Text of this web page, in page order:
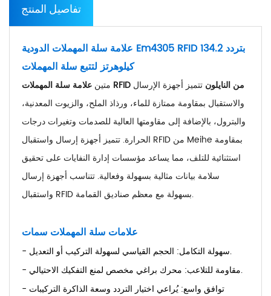
تفاصيل المنتج
علامة سلة المهملات الدودية Em4305 RFID بتردد 134.2
كيلوهرتز لتتبع سلة المهملات
متين علامة سلة المهملات RFID من النايلون تتميز أجهزة الإرسال
والاستقبال بمقاومة ممتازة للماء، ورذاذ الملح، والزيوت المعدنية،
والبترول، بالإضافة إلى مقاومتها العالية للصدمات وتغيرات درجات
الحرارة. تتميز أجهزة إرسال واستقبال RFID من Meihe بمقاومة
استثنائية للتلف، مما يساعد مؤسسات إدارة النفايات على تحقيق
سلامة بيانات مثالية بسهولة وفعالية. تتناسب أجهزة إرسال
واستقبال RFID بسهولة مع معظم صناديق القمامة.
علامات سلة المهملات سمات
- سهولة التكامل: الحجم القياسي لسهولة التركيب أو التعديل.
- مقاومة للتلاعب: محرك براغي مخصص لمنع التفكيك الاحتيالي.
- توافق واسع: يُراعي اختيار التردد وسعة الذاكرة التركيبات